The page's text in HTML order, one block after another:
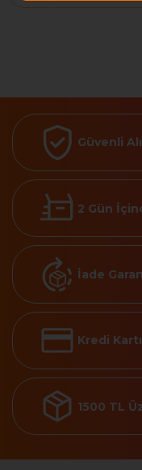
Güvenli
2 Gün
İade
Kredi
1500 TL